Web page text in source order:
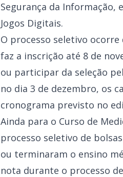
Segurança da Informação,
Jogos Digitais.
O processo seletivo
faz a inscrição até 8 de
ou participar da seleção
no dia 3 de dezembro, os
cronograma previsto no
Ainda para o Curso de
processo seletivo de
ou terminaram o ensino
nota durante o processo